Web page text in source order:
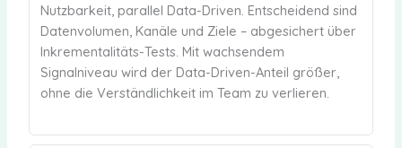
Nutzbarkeit, parallel Data-Driven. Entscheidend sind
Datenvolumen, Kanäle und Ziele – abgesichert über
Inkrementalitäts-Tests. Mit wachsendem
Signalniveau wird der Data-Driven-Anteil größer,
ohne die Verständlichkeit im Team zu verlieren.